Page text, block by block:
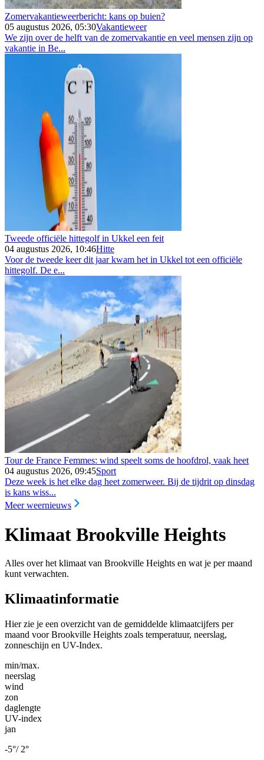
Zomervakantieweerbericht: kans op buien?
05 augustus 2026, 05:30Vakantieweer
We zijn over de helft van de zomervakantie en veel mensen zijn op
vakantie in Be...
Tweede officiële hittegolf in Ukkel een feit
04 augustus 2026, 10:46Hitte
Voor de tweede keer dit jaar kwam het in Ukkel tot een officiële
hittegolf. De e...
Tour de France Femmes: wind speelt soms de hoofdrol, vaak heet
04 augustus 2026, 09:45Sport
Deze week is het elke dag heet zomerweer. Bij de tijdrit op dinsdag
is kans wiss...
Meer weernieuws
Klimaat Brookville Heights
Alles over het klimaat van Brookville Heights en wat je per maand
kunt verwachten.
Klimaatinformatie
Hier zie je een overzicht van de gemiddelde klimaatcijfers per
maand voor Brookville Heights zoals temperatuur, neerslag,
zonneschijn en UV-Index.
min/max.
neerslag
wind
zon
daglengte
UV-index
jan
-5°/ 2°